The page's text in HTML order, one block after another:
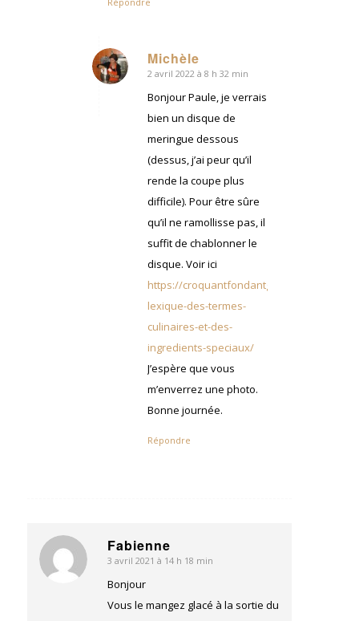
Michèle
dit
2 avril 2022 à 8 h 32 min
Bonjour Paule, je verrais
bien un disque de
meringue dessous
(dessus, j’ai peur qu’il
rende la coupe plus
difficile). Pour être sûre
qu’il ne ramollisse pas, il
suffit de chablonner le
disque. Voir ici
https://croquantfondantgourmand.com/
lexique-des-termes-
culinaires-et-des-
ingredients-speciaux/
J’espère que vous
m’enverrez une photo.
Bonne journée.
Répondre
Fabienne
dit
3 avril 2021 à 14 h 18 min
Bonjour
Vous le mangez glacé à la sortie du